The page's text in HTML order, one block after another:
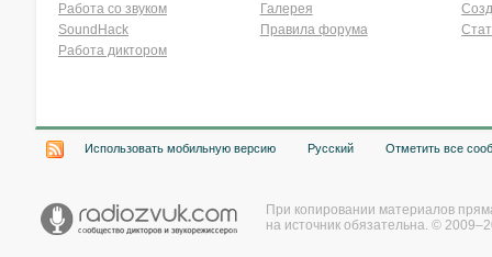
Работа со звуком
SoundHack
Работа диктором
Галерея
Правила форума
Использовать мобильную версию Русский Отметить все
При копировании материалов
на источник обязательна. ©